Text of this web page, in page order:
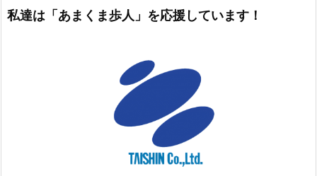
私達は「あまくま歩人」を応援しています！